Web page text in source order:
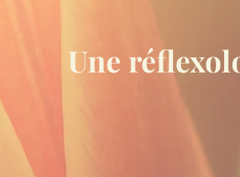
Une